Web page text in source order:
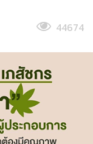
44674